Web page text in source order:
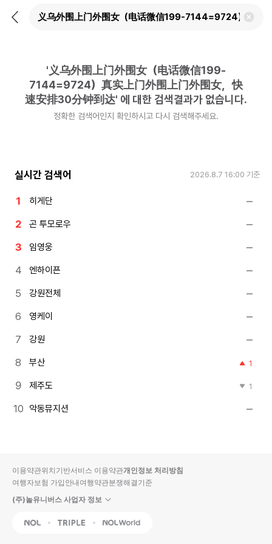
뒤
검
'义乌外围上门外围女（电话微信199-
7144=9724）真实上门外围上门外围女，快
速安排30分钟到达' 에 대한 검색결과가 없습니다.
정확한 검색어인지 확인하시고 다시 검색해주세요.
실시간 검색어 2026.8.7 16:00 기준
히게단
곤 투모로우
임영웅
엔하이픈
강원전체
영케이
강원
부산 1
제주도 1
악동뮤지션
이용약관위치기반서비스 이용약관개인정보 처리방침
여행자보험 가입안내여행약관분쟁해결기준
(주)놀유니버스 사업자 정보
NOL Triple Interpark Global